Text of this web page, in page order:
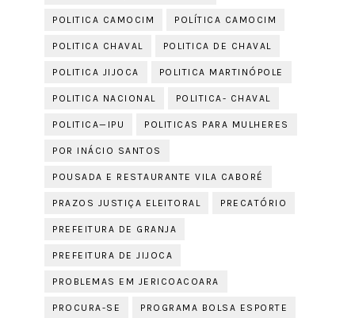
POLITICA CAMOCIM POLÍTICA CAMOCIM
POLITICA CHAVAL POLITICA DE CHAVAL
POLITICA JIJOCA POLITICA MARTINÓPOLE
POLITICA NACIONAL POLITICA- CHAVAL
POLITICA—IPU POLITICAS PARA MULHERES
POR INÁCIO SANTOS
POUSADA E RESTAURANTE VILA CABORÉ
PRAZOS JUSTIÇA ELEITORAL PRECATÓRIO
PREFEITURA DE GRANJA
PREFEITURA DE JIJOCA
PROBLEMAS EM JERICOACOARA
PROCURA-SE PROGRAMA BOLSA ESPORTE